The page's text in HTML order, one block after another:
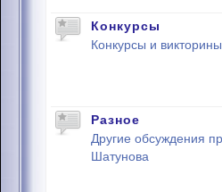
Конкурсы
Конкурсы и викторины
Разное
Другие обсуждения
Шатунова